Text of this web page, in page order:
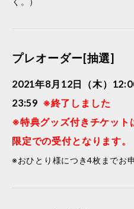
プレオーダー[抽選]
2021年8月12日（木）
23:59 ※終了しました
※特典グッズ付きチケット
限定での受付となります。
※おひとり様につき4枚までお